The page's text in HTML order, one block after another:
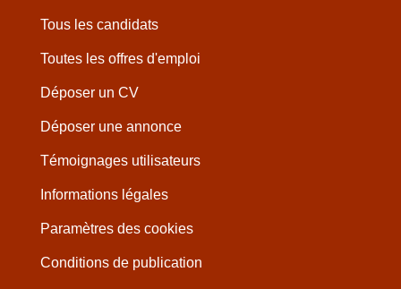
Tous les candidats
Toutes les offres d'emploi
Déposer un CV
Déposer une annonce
Témoignages utilisateurs
Informations légales
Paramètres des cookies
Conditions de publication